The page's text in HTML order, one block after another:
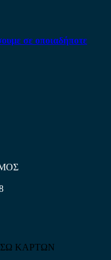
σε οποιαδήποτε
ΚΑΡΤΩΝ